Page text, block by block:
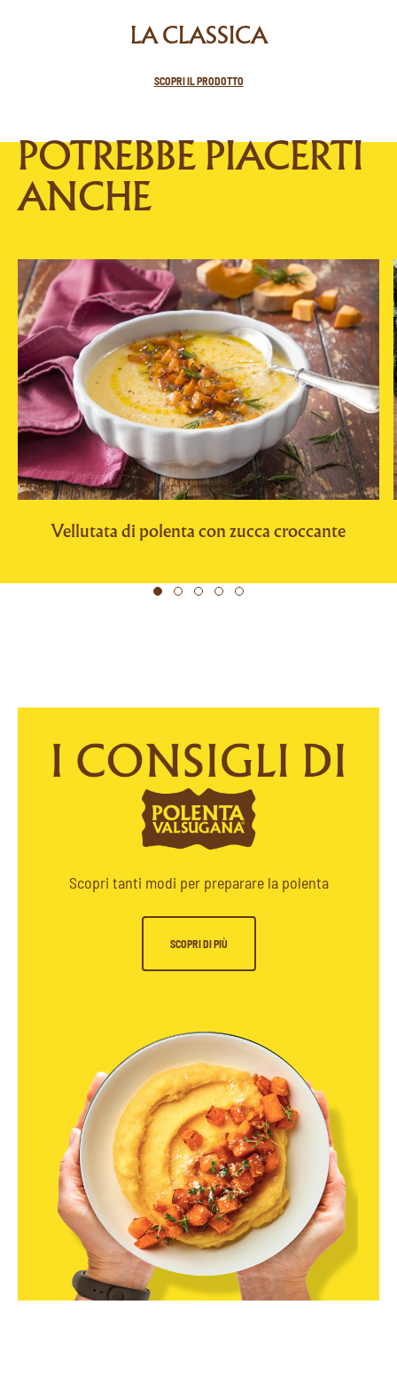
LA CLASSICA
SCOPRI IL PRODOTTO
POTREBBE PIACERTI
ANCHE
Vellutata di polenta con zucca croccante
Scopri tanti modi per preparare la polenta
SCOPRI DI PIÙ